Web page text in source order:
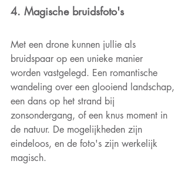
4. Magische bruidsfoto's
Met een drone kunnen jullie als
bruidspaar op een unieke manier
worden vastgelegd. Een romantische
wandeling over een glooiend landschap,
een dans op het strand bij
zonsondergang, of een knus moment in
de natuur. De mogelijkheden zijn
eindeloos, en de foto's zijn werkelijk
magisch.